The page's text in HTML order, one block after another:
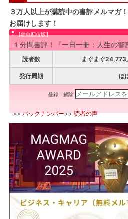
３万人以上が購読中の書評メルマガ
お届けします！
【独自配信版】
１分間書評！『一日一冊：人生の智
読者数 まぐまぐ
発行周期 ほ
登録 解除
>>バックナンバー>>読者の声